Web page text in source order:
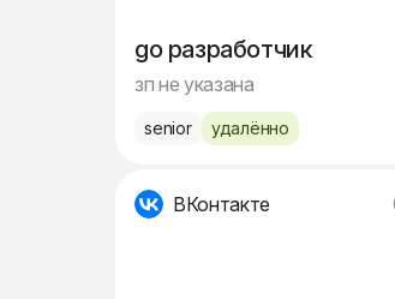
go разработчик
зп не указана
senior удалённо
ВКонтакте